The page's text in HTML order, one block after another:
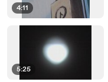
4:11
5:25